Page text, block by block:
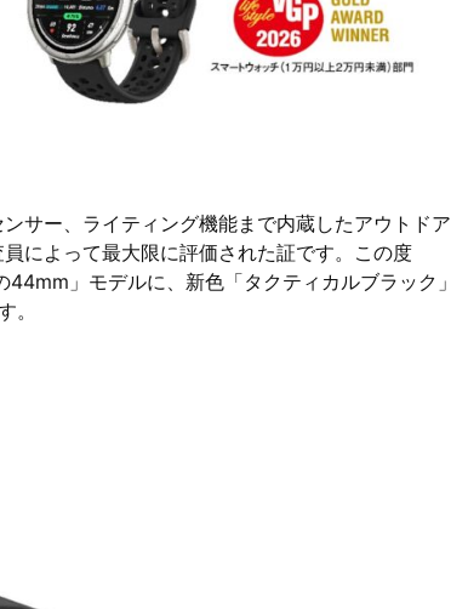
サー、ライティング機能まで内蔵したアウトドア
によって最大限に評価された証です。この度
」モデルに、新色「タクティカルブラック」
。